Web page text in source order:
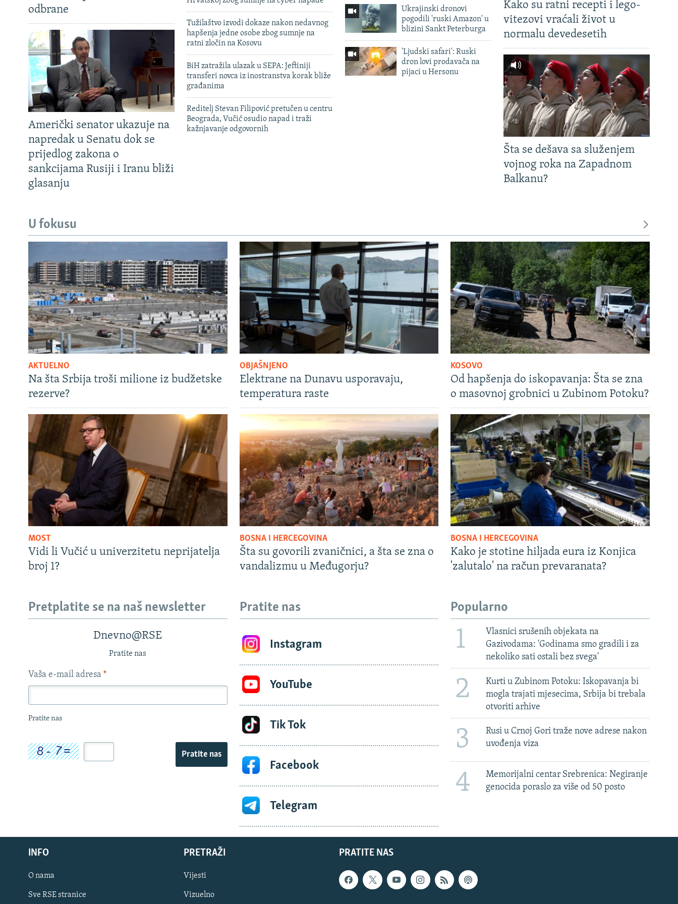
odbrane
Američki senator ukazuje na
napredak u Senatu dok se
prijedlog zakona o
sankcijama Rusiji i Iranu bliži
glasanju
Tužilaštvo izvodi dokaze nakon nedavnog
hapšenja jedne osobe zbog sumnje na
ratni zločin na Kosovu
BiH zatražila ulazak u SEPA: Jeftiniji
transferi novca iz inostranstva korak bliže
građanima
Reditelj Stevan Filipović pretučen u centru
Beograda, Vučić osudio napad i traži
kažnjavanje odgovornih
Ukrajinski dronovi
pogodili 'ruski Amazon' u
blizini Sankt Peterburga
'Ljudski safari': Ruski
dron lovi prodavača na
pijaci u Hersonu
Kako su ratni recepti i lego-
vitezovi vraćali život u
normalu devedesetih
Šta se dešava sa služenjem
vojnog roka na Zapadnom
Balkanu?
U fokusu
AKTUELNO
Na šta Srbija troši milione iz budžetske
rezerve?
OBJAŠNJENO
Elektrane na Dunavu usporavaju,
temperatura raste
KOSOVO
Od hapšenja do iskopavanja: Šta se zna
o masovnoj grobnici u Zubinom Potoku?
MOST
Vidi li Vučić u univerzitetu neprijatelja
broj 1?
BOSNA I HERCEGOVINA
Šta su govorili zvaničnici, a šta se zna o
vandalizmu u Međugorju?
BOSNA I HERCEGOVINA
Kako je stotine hiljada eura iz Konjica
'zalutalo' na račun prevaranata?
Pretplatite se na naš newsletter
Dnevno@RSE
Pratite nas
Vaša e-mail adresa *
Pratite nas
Pratite nas
Pratite nas
Instagram
YouTube
Tik Tok
Facebook
Telegram
Popularno
1
Vlasnici srušenih objekata na
Gazivodama: 'Godinama smo gradili i za
nekoliko sati ostali bez svega'
2
Kurti u Zubinom Potoku: Iskopavanja bi
mogla trajati mjesecima, Srbija bi trebala
otvoriti arhive
3
Rusi u Crnoj Gori traže nove adrese nakon
uvođenja viza
4
Memorijalni centar Srebrenica: Negiranje
genocida poraslo za više od 50 posto
PRATITE NAS
INFO
O nama
Sve RSE stranice
PRETRAŽI
Vijesti
Vizuelno